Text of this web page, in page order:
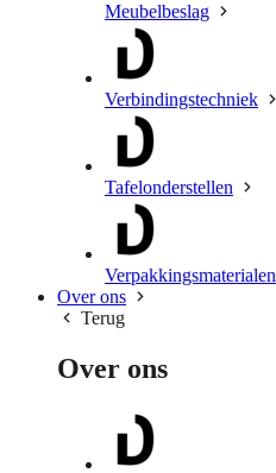
Meubelbeslag
Verbindingstechniek
Tafelonderstellen
Verpakkingsmaterialen
Over ons
Terug
Over ons